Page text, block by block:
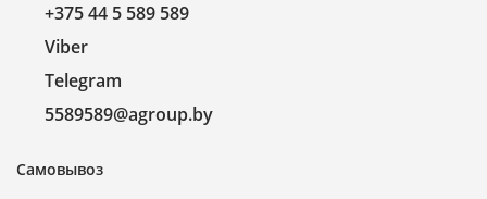
+375 44 5 589 589
Viber
Telegram
5589589@agroup.by
Самовывоз